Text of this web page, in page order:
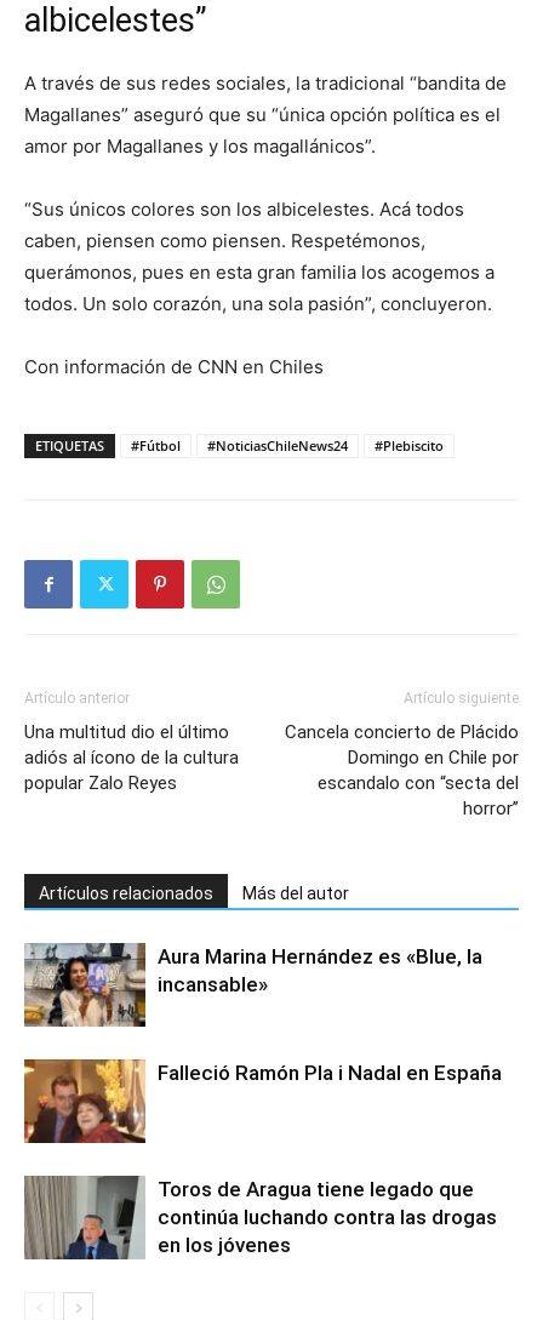
albicelestes”
A través de sus redes sociales, la tradicional “bandita de
Magallanes” aseguró que su “única opción política es el
amor por Magallanes y los magallánicos”.
“Sus únicos colores son los albicelestes. Acá todos
caben, piensen como piensen. Respetémonos,
querámonos, pues en esta gran familia los acogemos a
todos. Un solo corazón, una sola pasión”, concluyeron.
Con información de CNN en Chiles
ETIQUETAS #Fútbol #NoticiasChileNews24 #Plebiscito
Artículo anterior
Una multitud dio el último
adiós al ícono de la cultura
popular Zalo Reyes
Artículo siguiente
Cancela concierto de Plácido
Domingo en Chile por
escandalo con “secta del
horror”
Artículos relacionados Más del autor
Aura Marina Hernández es «Blue, la
incansable»
Falleció Ramón Pla i Nadal en España
Toros de Aragua tiene legado que
continúa luchando contra las drogas
en los jóvenes